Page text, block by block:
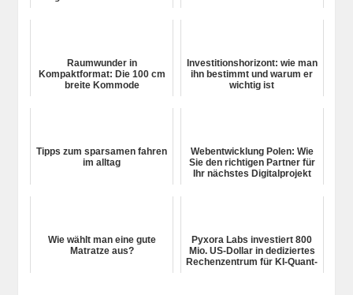
Raumwunder in
Kompaktformat: Die 100 cm
breite Kommode
Investitionshorizont: wie man
ihn bestimmt und warum er
wichtig ist
Tipps zum sparsamen fahren
im alltag
Webentwicklung Polen: Wie
Sie den richtigen Partner für
Ihr nächstes Digitalprojekt
Wie wählt man eine gute
Matratze aus?
Pyxora Labs investiert 800
Mio. US-Dollar in dediziertes
Rechenzentrum für KI-Quant-